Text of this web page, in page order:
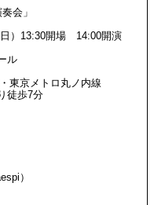
会」
13:30開場 14:00開演
ル
東京メトロ丸ノ内線
歩7分
）